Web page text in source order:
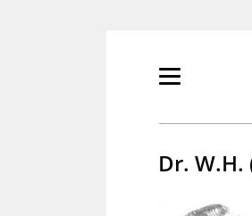
Primair
tonen/
Dr.